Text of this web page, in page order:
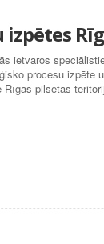
izpētes
ietvaros
procesu izpēte
pilsētas